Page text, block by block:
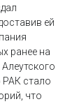
ей
ранее на
РАК стало
что